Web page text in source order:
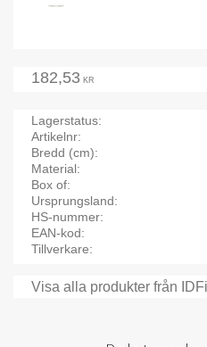
182,53 KR
Lagerstatus
Artikelnr
Bredd (cm)
Material
Box of
Ursprungsland
HS-nummer
EAN-kod
Tillverkare
Visa alla produkter från